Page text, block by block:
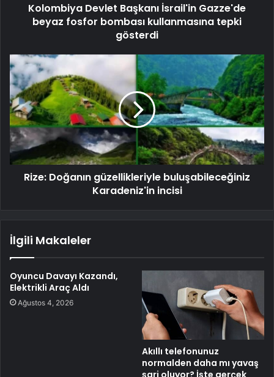
Kolombiya Devlet Başkanı İsrail'in Gazze'de
beyaz fosfor bombası kullanmasına tepki
gösterdi
Rize: Doğanın güzellikleriyle buluşabileceğiniz
Karadeniz'in incisi
İlgili Makaleler
Oyuncu Davayı Kazandı,
Elektrikli Araç Aldı
Ağustos 4, 2026
Akıllı telefonunuz
normalden daha mı yavaş
şarj oluyor? İşte gerçek